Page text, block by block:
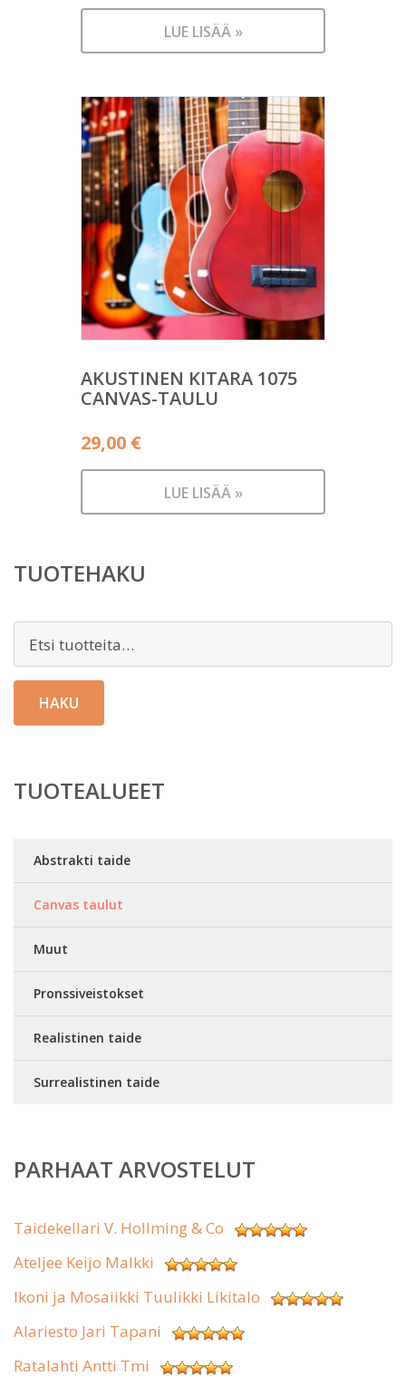
LUE LISÄÄ »
AKUSTINEN KITARA 1075
CANVAS-TAULU
29,00 €
LUE LISÄÄ »
TUOTEHAKU
HAKU
TUOTEALUEET
Abstrakti taide
Canvas taulut
Muut
Pronssiveistokset
Realistinen taide
Surrealistinen taide
PARHAAT ARVOSTELUT
Taidekellari V. Hollming & Co
Ateljee Keijo Malkki
Ikoni ja Mosaiikki Tuulikki Likitalo
Alariesto Jari Tapani
Ratalahti Antti Tmi